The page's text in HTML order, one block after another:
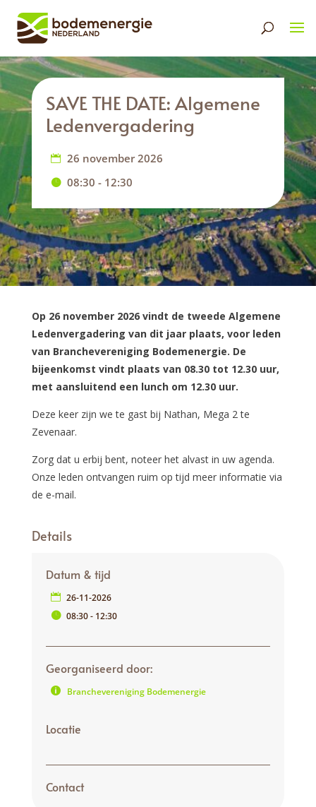
SAVE THE DATE: Algemene
Ledenvergadering
26 november 2026
08:30 - 12:30
Op 26 november 2026 vindt de tweede Algemene
Ledenvergadering van dit jaar plaats, voor leden
van Branchevereniging Bodemenergie. De
bijeenkomst vindt plaats van 08.30 tot 12.30 uur,
met aansluitend een lunch om 12.30 uur.
Deze keer zijn we te gast bij Nathan, Mega 2 te
Zevenaar.
Zorg dat u erbij bent, noteer het alvast in uw agenda.
Onze leden ontvangen ruim op tijd meer informatie via
de e-mail.
Details
Datum & tijd
26-11-2026
08:30 - 12:30
Georganiseerd door:
Branchevereniging Bodemenergie
Locatie
Contact